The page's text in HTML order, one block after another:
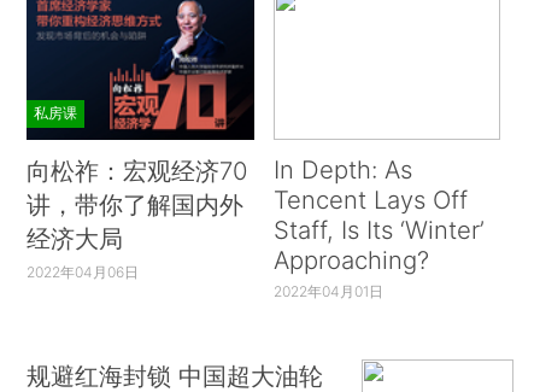
私房课
向松祚：宏观经济70
讲，带你了解国内外
经济大局
2022年04月06日
In Depth: As
Tencent Lays Off
Staff, Is Its ‘Winter’
Approaching?
2022年04月01日
规避红海封锁 中国超大油轮